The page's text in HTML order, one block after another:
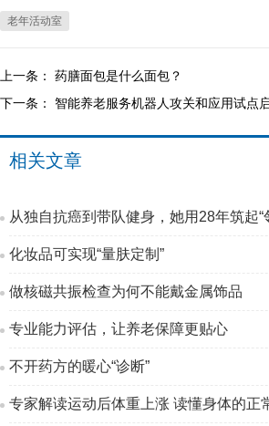
老年活动室
上一条： 药膳面包是什么面包？
下一条： 智能养老服务机器人攻关和应用试点
相关文章
从独自抗癌到带队健身，她用28年筑起“
化妆品可实现“量肤定制”
做核磁共振检查为何不能戴金属饰品
专业能力评估，让养老保障更贴心
不开药方的暖心“诊断”
专家解读运动后体重上涨 读懂身体的正